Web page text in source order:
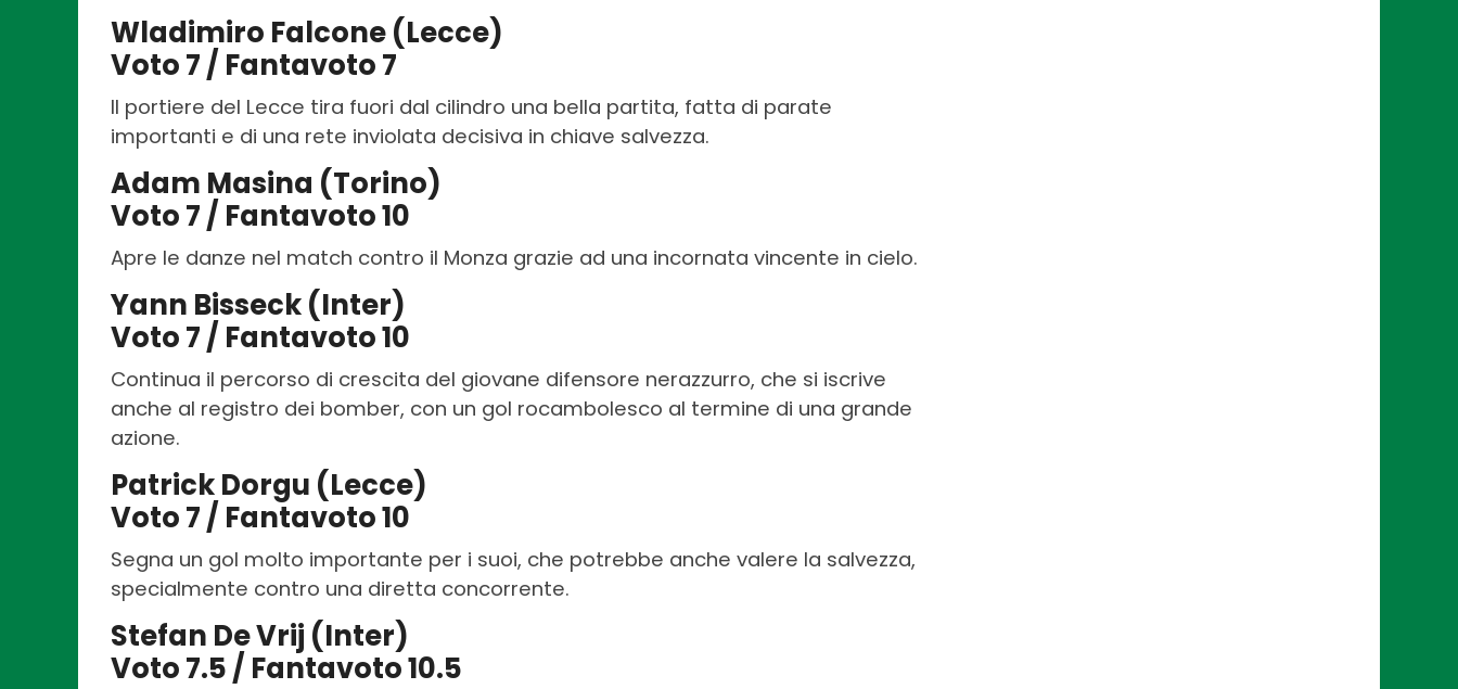
Wladimiro Falcone (Lecce)
Voto 7 / Fantavoto 7
Il portiere del Lecce tira fuori dal cilindro una bella partita, fatta di parate
importanti e di una rete inviolata decisiva in chiave salvezza.
Adam Masina (Torino)
Voto 7 / Fantavoto 10
Apre le danze nel match contro il Monza grazie ad una incornata vincente in cielo.
Yann Bisseck (Inter)
Voto 7 / Fantavoto 10
Continua il percorso di crescita del giovane difensore nerazzurro, che si iscrive
anche al registro dei bomber, con un gol rocambolesco al termine di una grande
azione.
Patrick Dorgu (Lecce)
Voto 7 / Fantavoto 10
Segna un gol molto importante per i suoi, che potrebbe anche valere la salvezza,
specialmente contro una diretta concorrente.
Stefan De Vrij (Inter)
Voto 7.5 / Fantavoto 10.5